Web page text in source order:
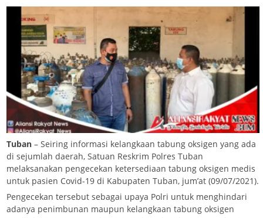
Tuban – Seiring informasi kelangkaan tabung oksigen yang ada
di sejumlah daerah, Satuan Reskrim Polres Tuban
melaksanakan pengecekan ketersediaan tabung oksigen medis
untuk pasien Covid-19 di Kabupaten Tuban, jum’at (09/07/2021).
Pengecekan tersebut sebagai upaya Polri untuk menghindari
adanya penimbunan maupun kelangkaan tabung oksigen